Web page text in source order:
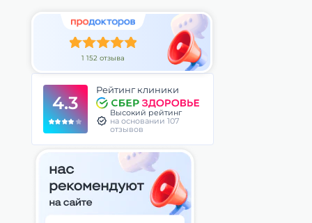
1 152 отзыва
4.3
Рейтинг клиники
Высокий рейтинг
на основании 107
отзывов